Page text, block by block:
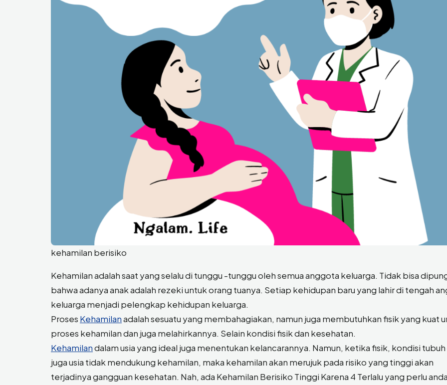
kehamilan berisiko
Kehamilan adalah saat yang selalu di tunggu -tunggu oleh semua anggota keluarga. Tidak bisa
bahwa adanya anak adalah rezeki untuk orang tuanya. Setiap kehidupan baru yang lahir di tengah
keluarga menjadi pelengkap kehidupan keluarga.
Proses Kehamilanadalah sesuatu yang membahagiakan, namun juga membutuhkan fisik yang kuat
proses kehamilan dan juga melahirkannya. Selain kondisi fisik dan kesehatan.
Kehamilandalam usia yang ideal juga menentukan kelancarannya. Namun, ketika fisik, kondisi tubuh
juga usia tidak mendukung kehamilan, maka kehamilan akan merujuk pada risiko yang tinggi akan
terjadinya gangguan kesehatan. Nah, ada Kehamilan Berisiko Tinggi Karena 4 Terlalu yang perlu anda